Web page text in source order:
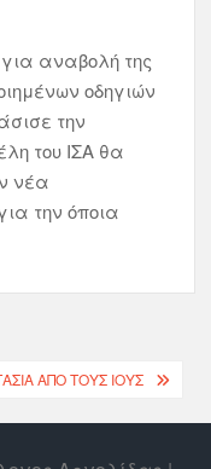
αναβολή της
οδηγιών
την
του ΙΣΑ θα
νέα
την όποια
ΑΠΟ ΤΟΥΣ ΙΟΥΣ